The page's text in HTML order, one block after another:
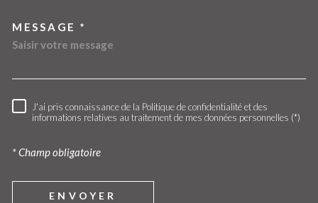
MESSAGE *
RÈGLEMENTATION
J'ai pris connaissance de la Politique de confidentialité et des
informations relatives au traitement de mes données personnelles (*)
* Champ obligatoire
ENVOYER